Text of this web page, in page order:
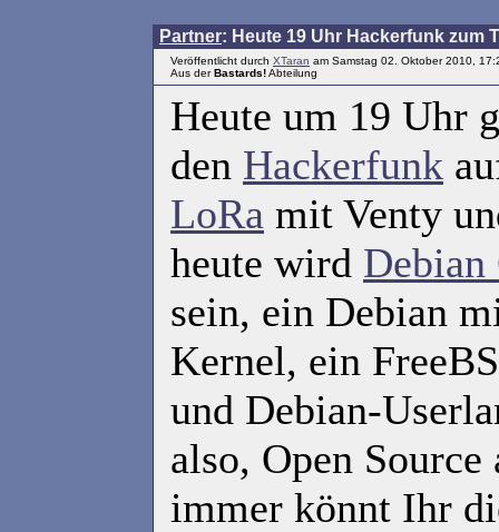
Partner: Heute 19 Uhr Hackerfunk zum
Veröffentlicht durch XTaran am Samstag 02. Oktober 2010,
Aus derBastards!Abteilung
Heute um 19 Uhr
den Hackerfunk
LoRa mit Venty
heute wird
sein, ein Debian
Kernel, ein
und Debian-
also, Open
immer könnt Ihr